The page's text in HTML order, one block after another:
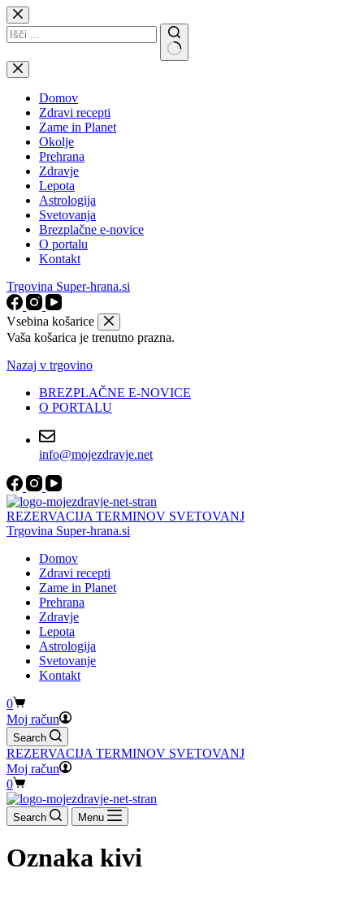
Skip
to
content
No
results
Domov
Zdravi recepti
Zame in Planet
Okolje
Prehrana
Zdravje
Lepota
Astrologija
Svetovanja
Brezplačne e-novice
O portalu
Kontakt
Trgovina Super-hrana.si
Vsebina košarice
Vaša košarica je trenutno prazna.
Nazaj v trgovino
BREZPLAČNE E-NOVICE
O PORTALU
info@mojezdravje.net
REZERVACIJA TERMINOV SVETOVANJ
Trgovina Super-hrana.si
Domov
Zdravi recepti
Zame in Planet
Prehrana
Zdravje
Lepota
Astrologija
Svetovanje
Kontakt
Shopping
cart
0
Moj račun
Search
REZERVACIJA TERMINOV SVETOVANJ
Moj račun
Shopping
cart
0
Search Menu
Oznaka kivi